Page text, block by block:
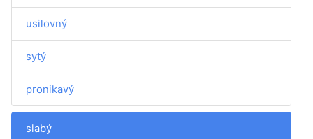
usilovný
sytý
pronikavý
slabý